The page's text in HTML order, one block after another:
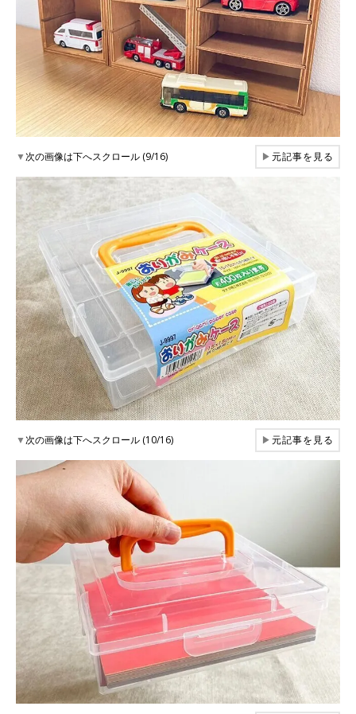
▼次の画像は下へスクロール (9/16) ▶元記事を見る
▼次の画像は下へスクロール (10/16) ▶元記事を見る